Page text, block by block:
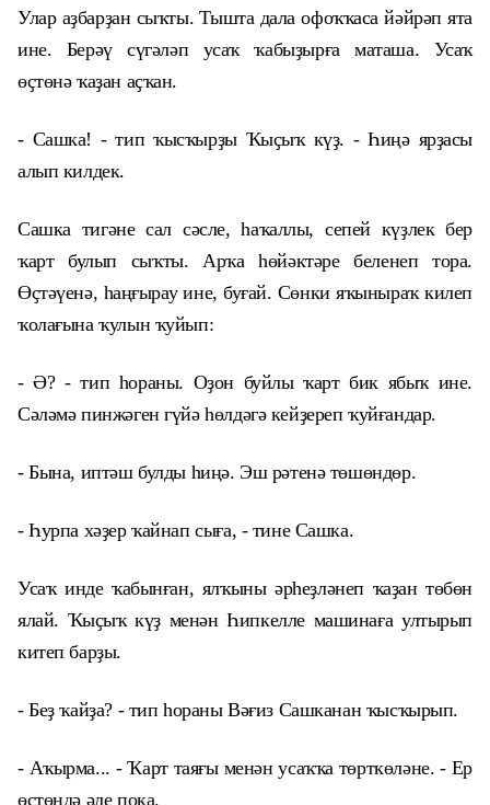
Улар аҙбарҙан сыҡты. Тышта дала офоҡҡаса йәйрәп ята
ине. Берәү сүгәләп усаҡ ҡабыҙырға маташа. Усаҡ
өҫтөнә ҡаҙан аҫҡан.
- Сашка! - тип ҡысҡырҙы Ҡыҫыҡ күҙ. - Һиңә ярҙасы
алып килдек.
Сашка тигәне сал сәсле, һаҡаллы, сепей күҙлек бер
ҡарт булып сыҡты. Арҡа һөйәктәре беленеп тора.
Өҫтәүенә, һаңғырау ине, буғай. Сөнки яҡыныраҡ килеп
ҡолағына ҡулын ҡуйып:
- Ә? - тип һораны. Оҙон буйлы ҡарт бик ябыҡ ине.
Сәләмә пинжәген гүйә һөлдәгә кейҙереп ҡуйғандар.
- Бына, иптәш булды һиңә. Эш рәтенә төшөндөр.
- Һурпа хәҙер ҡайнап сыға, - тине Сашка.
Усаҡ инде ҡабынған, ялҡыны әрһеҙләнеп ҡаҙан төбөн
ялай. Ҡыҫыҡ күҙ менән Һипкелле машинаға ултырып
китеп барҙы.
- Беҙ ҡайҙа? - тип һораны Вәғиз Сашканан ҡысҡырып.
- Аҡырма... - Ҡарт таяғы менән усаҡҡа төрткөләне. - Ер
өҫтөндә әле пока.